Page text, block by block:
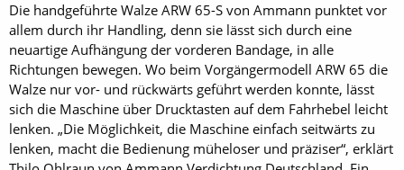
Die handgeführte Walze ARW 65-S von Ammann punktet vor
allem durch ihr Handling, denn sie lässt sich durch eine
neuartige Aufhängung der vorderen Bandage, in alle
Richtungen bewegen. Wo beim Vorgängermodell ARW 65 die
Walze nur vor- und rückwärts geführt werden konnte, lässt
sich die Maschine über Drucktasten auf dem Fahrhebel leicht
lenken. „Die Möglichkeit, die Maschine einfach seitwärts zu
lenken, macht die Bedienung müheloser und präziser“, erklärt